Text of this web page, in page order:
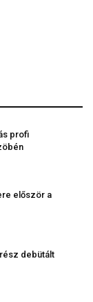
profi
először a
debütált